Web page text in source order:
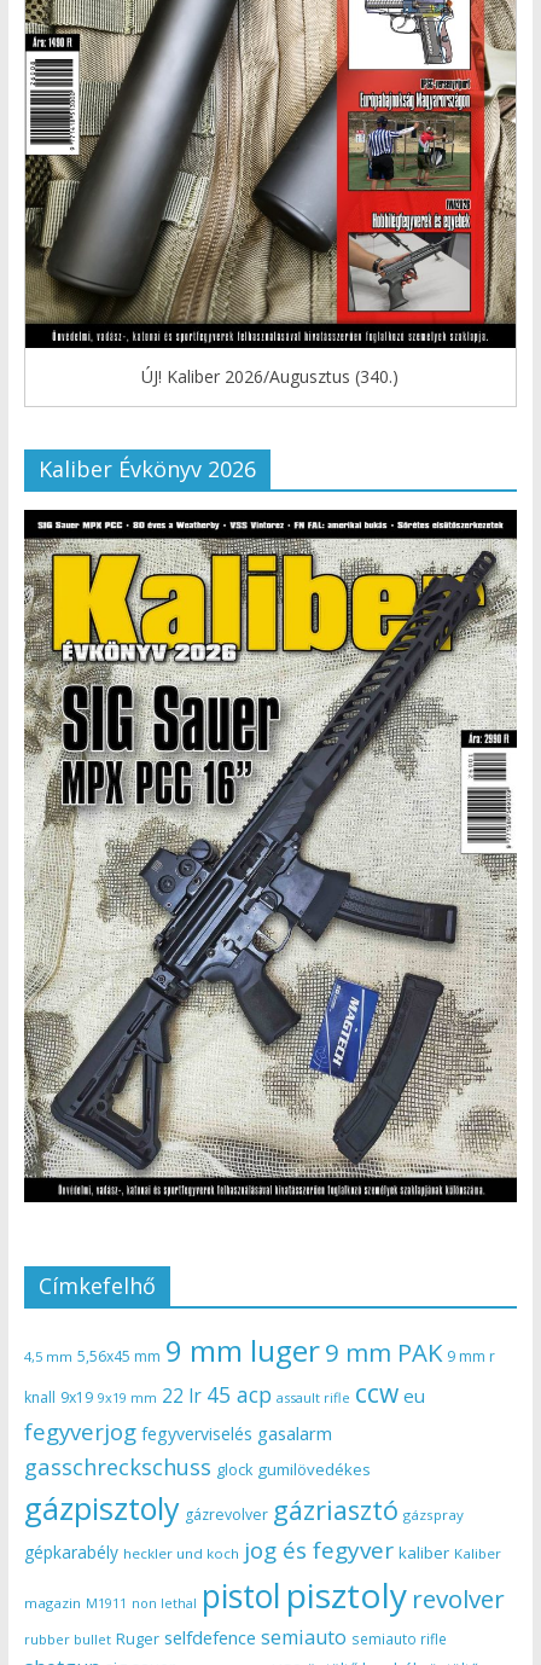
ÚJ! Kaliber 2026/Augusztus (340.)
Kaliber Évkönyv 2026
Címkefelhő
4,5 mm 5,56x45 mm 9 mm luger9 mm PAK 9 mm r
knall 9x19 9x19 mm 22 lr 45 acp assault rifle ccw eu
fegyverjog fegyverviselés gasalarm
gasschreckschuss glock gumilövedékes
gázpisztoly gázrevolver gázriasztó gázspray
gépkarabély heckler und koch jog és fegyver kaliber Kaliber
magazin M1911 non lethal pistol pisztoly revolver
rubber bullet Ruger selfdefence semiauto semiauto rifle